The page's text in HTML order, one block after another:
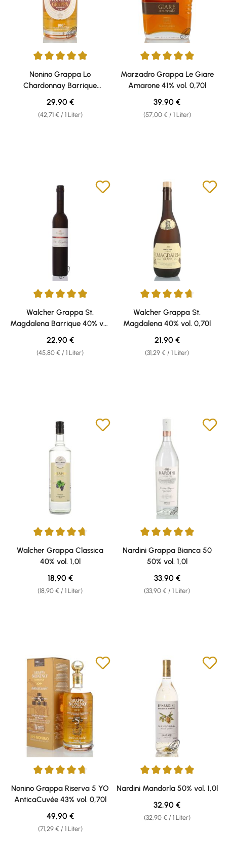
Durchschnittliche Bewertung von 4.88 von 5 Sternen
Nonino Grappa Lo
Chardonnay Barrique
Monovitigno 41% vol. 0,70l
(42,71 € / 1 Liter)
Regulärer Preis:
29,90 €
Durchschnittliche Bewertung
Marzadro Grappa Le Giare
Amarone 41% vol. 0,70l
(57,00 € / 1 Liter)
Regulärer Preis:
39,90 €
Durchschnittliche Bewertung von 4.93 von 5 Sternen
Walcher Grappa St.
Magdalena Barrique 40% vol.
0,50l
(45,80 € / 1 Liter)
Regulärer Preis:
22,90 €
Durchschnittliche Bewertung
Walcher Grappa St.
Magdalena 40% vol. 0,70l
(31,29 € / 1 Liter)
Regulärer Preis:
21,90 €
Durchschnittliche Bewertung von 4.66 von 5 Sternen
Walcher Grappa Classica
40% vol. 1,0l
(18,90 € / 1 Liter)
Regulärer Preis:
18,90 €
Durchschnittliche Bewertung
Nardini Grappa Bianca 50
50% vol. 1,0l
(33,90 € / 1 Liter)
Regulärer Preis:
33,90 €
Durchschnittliche Bewertung von 4.83 von 5 Sternen
Nonino Grappa Riserva 5 YO
AnticaCuvée 43% vol. 0,70l
(71,29 € / 1 Liter)
Regulärer Preis:
49,90 €
Durchschnittliche Bewertung
Nardini Mandorla 50% vol. 1,0l
(32,90 € / 1 Liter)
Regulärer Preis:
32,90 €